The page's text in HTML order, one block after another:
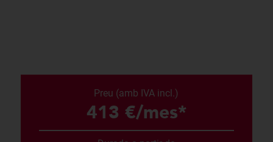
Preu (amb IVA incl.)
413 €/mes*